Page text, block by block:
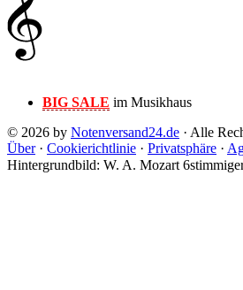
BIG SALE im Musikhaus
© 2026 by Notenversand24.de · Alle
Über· Cookierichtlinie · Privatsphäre ·
Hintergrundbild: W. A. Mozart